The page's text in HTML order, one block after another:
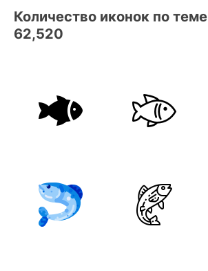
Количество иконок по теме
62,520